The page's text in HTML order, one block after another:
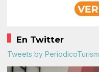
En Twitter
Tweets by PeriodicoTurism